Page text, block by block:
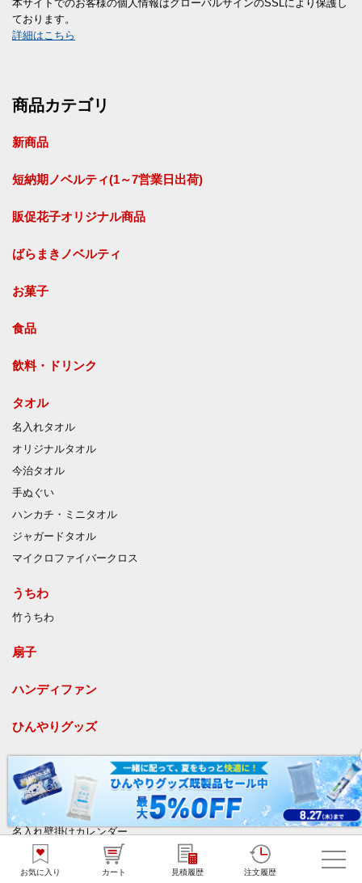
お気に入り カート 見積履歴 注文履歴
本サイトでのお客様の個人情報はグローバルサインのSSLにより保護し
ております。
詳細はこちら
商品カテゴリ
新商品
短納期ノベルティ(1～7営業日出荷)
販促花子オリジナル商品
ばらまきノベルティ
お菓子
食品
飲料・ドリンク
タオル
名入れタオル
オリジナルタオル
今治タオル
手ぬぐい
ハンカチ・ミニタオル
ジャガードタオル
マイクロファイバークロス
うちわ
竹うちわ
扇子
ハンディファン
ひんやりグッズ
カレンダー
名入れ卓上カレンダー
オリジナル卓上カレンダー
名入れ壁掛けカレンダー
オリジナル壁掛けカレンダー